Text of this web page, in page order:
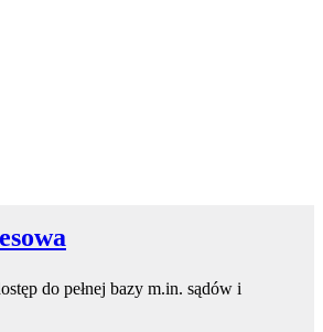
do pełnej bazy m.in. sądów i